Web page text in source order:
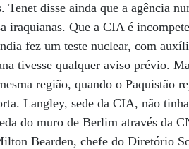
Tenet disse ainda que a agência
iraquianas. Que a CIA é
fez um teste nuclear, com
tivesse qualquer aviso prévio.
região, quando o Paquistão
Langley, sede da CIA, não
do muro de Berlim através da
Bearden, chefe do Diretório